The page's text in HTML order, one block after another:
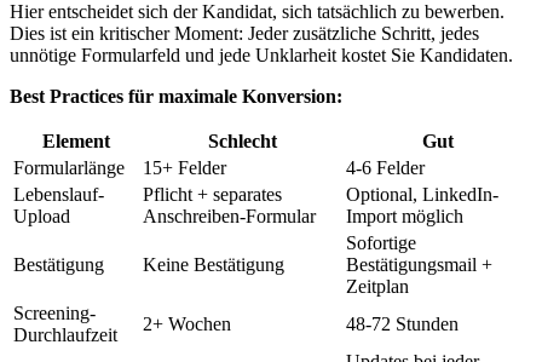
Hier entscheidet sich der Kandidat, sich tatsächlich zu bewerben.
Dies ist ein kritischer Moment: Jeder zusätzliche Schritt, jedes
unnötige Formularfeld und jede Unklarheit kostet Sie Kandidaten.
Best Practices für maximale Konversion:
Element Schlecht
Gut
Formularlänge
15+ Felder
4-6 Felder
Lebenslauf-
Upload
Pflicht + separates
Anschreiben-Formular
Optional, LinkedIn-
Import möglich
Bestätigung Keine Bestätigung
Sofortige
Bestätigungsmail +
Zeitplan
Screening-
Durchlaufzeit
2+ Wochen 48-72 Stunden